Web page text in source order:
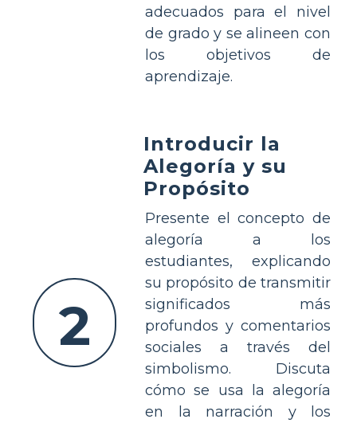
adecuados para el nivel
de grado y se alineen con
los objetivos de
aprendizaje.
2
Introducir la
Alegoría y su
Propósito
Presente el concepto de
alegoría a los
estudiantes, explicando
su propósito de transmitir
significados más
profundos y comentarios
sociales a través del
simbolismo. Discuta
cómo se usa la alegoría
en la narración y los